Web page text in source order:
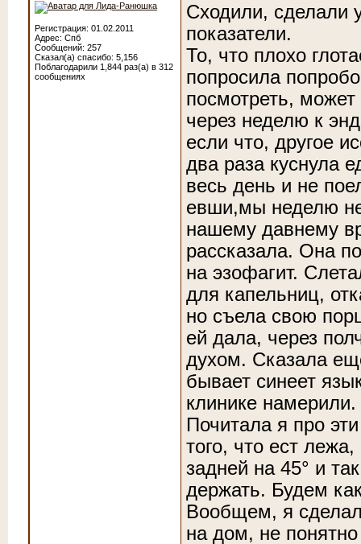
Регистрация: 01.02.2011
Адрес: Спб
Сообщений: 257
Сказал(а) спасибо: 5,156
Поблагодарили 1,844 раз(а) в 312
сообщениях
Сходили, сделали
показатели.
То, что плохо
попросила
посмотреть,
через неделю к
если что, другое
два раза куснула
весь день и не
евши,мы неделю не
нашему давнему
рассказала. Она
на эзофагит.
для капельниц,
но съела свою
ей дала, через
духом. Сказала
бывает синеет
клинике намерили.
Почитала я про
того, что ест
задней на 45° и
держать. Будем
Вообщем, я
на дом, не понятно